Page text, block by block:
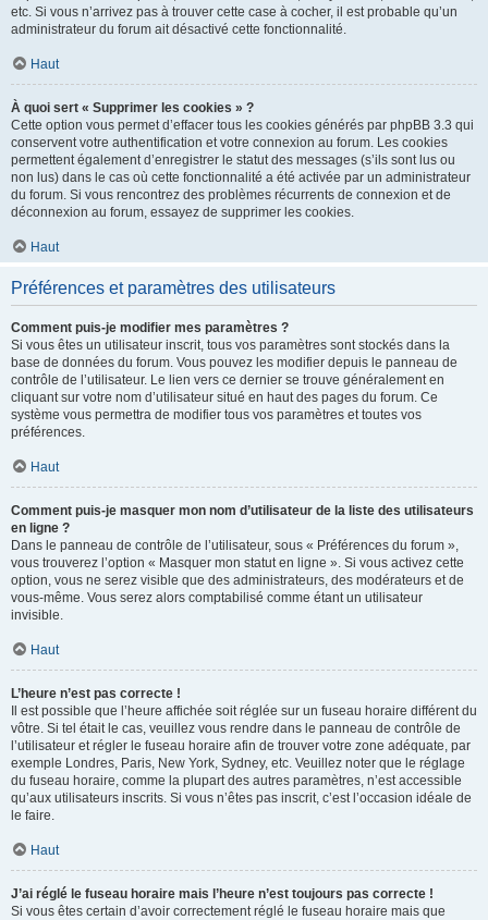
etc. Si vous n’arrivez pas à trouver cette case à cocher, il est probable qu’un
administrateur du forum ait désactivé cette fonctionnalité.
Haut
À quoi sert « Supprimer les cookies » ?
Cette option vous permet d’effacer tous les cookies générés par phpBB 3.3 qui
conservent votre authentification et votre connexion au forum. Les cookies
permettent également d’enregistrer le statut des messages (s’ils sont lus ou
non lus) dans le cas où cette fonctionnalité a été activée par un administrateur
du forum. Si vous rencontrez des problèmes récurrents de connexion et de
déconnexion au forum, essayez de supprimer les cookies.
Haut
Préférences et paramètres des utilisateurs
Comment puis-je modifier mes paramètres ?
Si vous êtes un utilisateur inscrit, tous vos paramètres sont stockés dans la
base de données du forum. Vous pouvez les modifier depuis le panneau de
contrôle de l’utilisateur. Le lien vers ce dernier se trouve généralement en
cliquant sur votre nom d’utilisateur situé en haut des pages du forum. Ce
système vous permettra de modifier tous vos paramètres et toutes vos
préférences.
Haut
Comment puis-je masquer mon nom d’utilisateur de la liste des utilisateurs
en ligne ?
Dans le panneau de contrôle de l’utilisateur, sous « Préférences du forum »,
vous trouverez l’option « Masquer mon statut en ligne ». Si vous activez cette
option, vous ne serez visible que des administrateurs, des modérateurs et de
vous-même. Vous serez alors comptabilisé comme étant un utilisateur
invisible.
Haut
L’heure n’est pas correcte !
Il est possible que l’heure affichée soit réglée sur un fuseau horaire différent du
vôtre. Si tel était le cas, veuillez vous rendre dans le panneau de contrôle de
l’utilisateur et régler le fuseau horaire afin de trouver votre zone adéquate, par
exemple Londres, Paris, New York, Sydney, etc. Veuillez noter que le réglage
du fuseau horaire, comme la plupart des autres paramètres, n’est accessible
qu’aux utilisateurs inscrits. Si vous n’êtes pas inscrit, c’est l’occasion idéale de
le faire.
Haut
J’ai réglé le fuseau horaire mais l’heure n’est toujours pas correcte !
Si vous êtes certain d’avoir correctement réglé le fuseau horaire mais que